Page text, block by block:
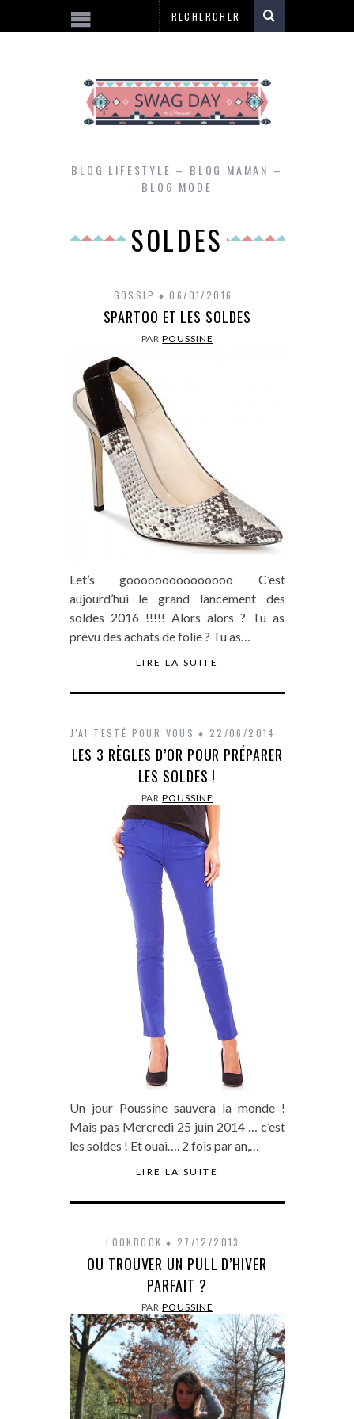
BLOG LIFESTYLE – BLOG MAMAN –
BLOG MODE
SOLDES
GOSSIP 06/01/2016
SPARTOO ET LES SOLDES
PARPOUSSINE
Let’s gooooooooooooooo C’est
aujourd’hui le grand lancement des
soldes 2016 !!!!! Alors alors ? Tu as
prévu des achats de folie ? Tu as…
LIRE LA SUITE
J'AI TESTÉ POUR VOUS 22/06/2014
LES 3 RÈGLES D’OR POUR PRÉPARER
LES SOLDES !
PARPOUSSINE
Un jour Poussine sauvera la monde !
Mais pas Mercredi 25 juin 2014 … c’est
les soldes ! Et ouai…. 2 fois par an,…
LIRE LA SUITE
LOOKBOOK 27/12/2013
OU TROUVER UN PULL D’HIVER
PARFAIT ?
PARPOUSSINE